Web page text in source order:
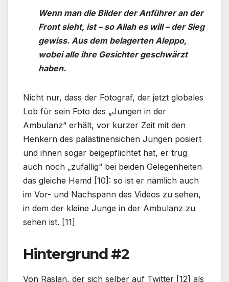
Wenn man die Bilder der Anführer an der
Front sieht, ist – so Allah es will – der Sieg
gewiss. Aus dem belagerten Aleppo,
wobei alle ihre Gesichter geschwärzt
haben.
Nicht nur, dass der Fotograf, der jetzt globales
Lob für sein Foto des „Jungen in der
Ambulanz“ erhält, vor kurzer Zeit mit den
Henkern des palästinensichen Jungen posiert
und ihnen sogar beigepflichtet hat, er trug
auch noch „zufällig“ bei beiden Gelegenheiten
das gleiche Hemd [10]: so ist er nämlich auch
im Vor- und Nachspann des Videos zu sehen,
in dem der kleine Junge in der Ambulanz zu
sehen ist. [11]
Hintergrund #2
Von Raslan, der sich selber auf Twitter [12] als